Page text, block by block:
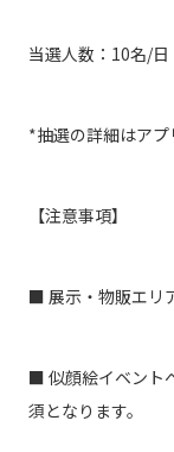
当選人数：10名/日
*抽選の詳細はアプ
【注意事項】
■ 展示・物販エリ
■ 似顔絵イベント
須となります。